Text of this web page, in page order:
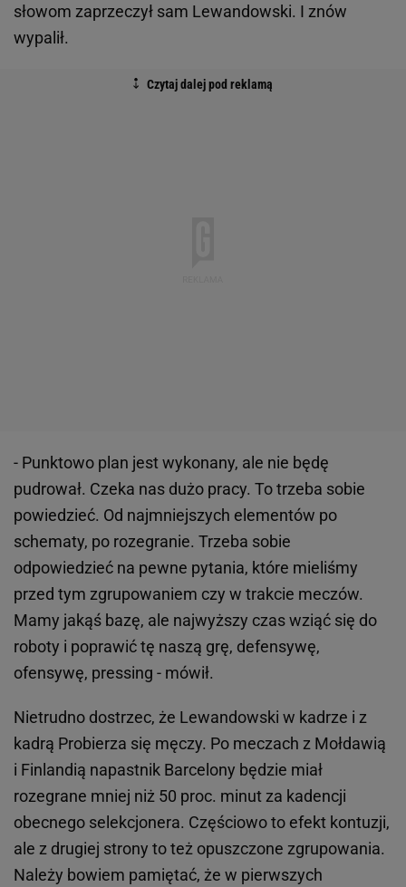
słowom zaprzeczył sam Lewandowski. I znów
wypalił.
- Punktowo plan jest wykonany, ale nie będę
pudrował. Czeka nas dużo pracy. To trzeba sobie
powiedzieć. Od najmniejszych elementów po
schematy, po rozegranie. Trzeba sobie
odpowiedzieć na pewne pytania, które mieliśmy
przed tym zgrupowaniem czy w trakcie meczów.
Mamy jakąś bazę, ale najwyższy czas wziąć się do
roboty i poprawić tę naszą grę, defensywę,
ofensywę, pressing - mówił.
Nietrudno dostrzec, że Lewandowski w kadrze i z
kadrą Probierza się męczy. Po meczach z Mołdawią
i Finlandią napastnik Barcelony będzie miał
rozegrane mniej niż 50 proc. minut za kadencji
obecnego selekcjonera. Częściowo to efekt kontuzji,
ale z drugiej strony to też opuszczone zgrupowania.
Należy bowiem pamiętać, że w pierwszych